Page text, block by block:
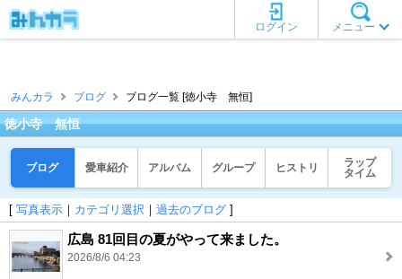
メニュー
ログイン
みんカラ ブログ ブログ一覧 [徳小寺 無恒]
徳小寺 無恒
ブログ 愛車紹介 アルバム グループ ヒストリ
ラップ
タイム
[ 写真表示 ｜ カテゴリ選択 ｜ 過去のブログ ]
広島 81回目の夏がやって来ました。
2026/8/6 04:23